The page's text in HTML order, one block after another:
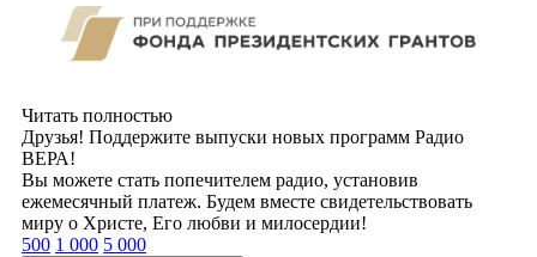
Читать полностью
Друзья! Поддержите выпуски новых программ Радио
ВЕРА!
Вы можете стать попечителем радио, установив
ежемесячный платеж. Будем вместе свидетельствовать
миру о Христе, Его любви и милосердии!
500 1 000 5 000